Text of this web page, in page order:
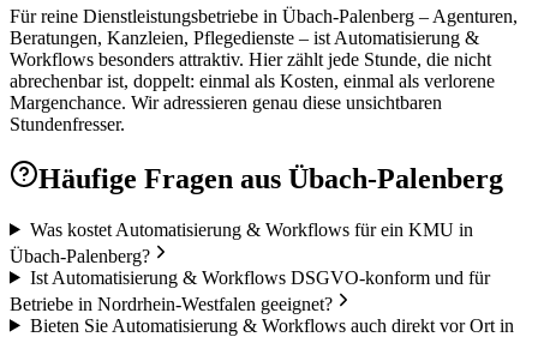
Für reine Dienstleistungsbetriebe in Übach-Palenberg – Agenturen,
Beratungen, Kanzleien, Pflegedienste – ist Automatisierung &
Workflows besonders attraktiv. Hier zählt jede Stunde, die nicht
abrechenbar ist, doppelt: einmal als Kosten, einmal als verlorene
Margenchance. Wir adressieren genau diese unsichtbaren
Stundenfresser.
Häufige Fragen aus Übach-Palenberg
Was kostet Automatisierung & Workflows für ein KMU in
Übach-Palenberg?
Ist Automatisierung & Workflows DSGVO-konform und für
Betriebe in Nordrhein-Westfalen geeignet?
Bieten Sie Automatisierung & Workflows auch direkt vor Ort in